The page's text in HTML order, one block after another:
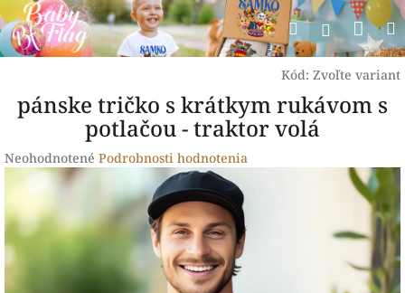
Prejsť
na
obsah
Hľadať
Kód: Zvoľte variant
pánske tričko s krátkym rukávom s
potlačou - traktor volá
Priemerné
hodnotenie
produktu
je
0,0
z
5
hviezdičiek.
Neohodnotené Podrobnosti hodnotenia